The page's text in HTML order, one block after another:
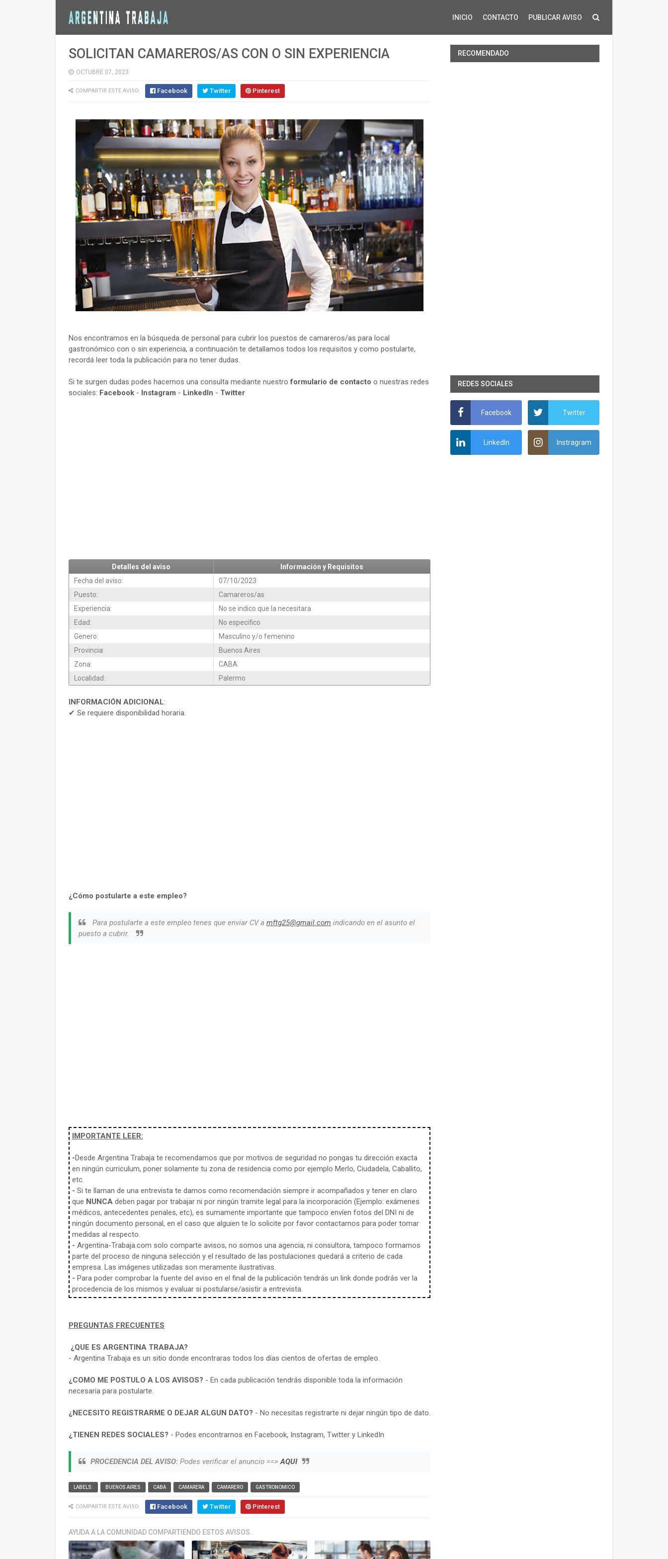
INICIO CONTACTO PUBLICAR AVISO
SOLICITAN CAMAREROS/AS CON O SIN EXPERIENCIA
OCTUBRE 07, 2023
COMPARTIR ESTE AVISO: Facebook Twitter Pinterest
Nos encontramos en la búsqueda de personal para cubrir los puestos de camareros/as para local
gastronómico con o sin experiencia, a continuación te detallamos todos los requisitos y como postularte,
recordá leer toda la publicación para no tener dudas.
Si te surgen dudas podes hacernos una consulta mediante nuestroformulario de contacto o nuestras redes
sociales: Facebook - Instagram - LinkedIn - Twitter
Detalles del aviso
Información y Requisitos
Fecha del aviso:
07/10/2023
Puesto:
Camareros/as
Experiencia:
No se indico que la necesitara
Edad:
No especifico
Genero:
Masculino y/o femenino
Provincia:
Buenos Aires
Zona:
CABA
Localidad:
Palermo
INFORMACIÓN ADICIONAL:
✔ Se requiere disponibilidad horaria.
¿Cómo postularte a este empleo?
Para postularte a este empleo tenes que enviar CV a mftg25@gmail.com indicando en el asunto el
puesto a cubrir.
IMPORTANTE LEER:
-Desde Argentina Trabaja te recomendamos que por motivos de seguridad no pongas tu dirección exacta
en ningún curriculum, poner solamente tu zona de residencia como por ejemplo Merlo, Ciudadela, Caballito,
etc.
- Si te llaman de una entrevista te damos como recomendación siempre ir acompañados y tener en claro
que NUNCA deben pagar por trabajar ni por ningún tramite legal para la incorporación (Ejemplo: exámenes
médicos, antecedentes penales, etc), es sumamente importante que tampoco envíen fotos del DNI ni de
ningún documento personal, en el caso que alguien te lo solicite por favor contactarnos para poder tomar
medidas al respecto.
- Argentina-Trabaja.com solo comparte avisos, no somos una agencia, ni consultora, tampoco formamos
parte del proceso de ninguna selección y el resultado de las postulaciones quedará a criterio de cada
empresa. Las imágenes utilizadas son meramente ilustrativas.
- Para poder comprobar la fuente del aviso en el final de la publicación tendrás un link donde podrás ver la
procedencia de los mismos y evaluar si postularse/asistir a entrevista.
PREGUNTAS FRECUENTES
¿QUE ES ARGENTINA TRABAJA?
- Argentina Trabaja es un sitio donde encontraras todos los días cientos de ofertas de empleo.
¿COMO ME POSTULO A LOS AVISOS? - En cada publicación tendrás disponible toda la información
necesaria para postularte.
¿NECESITO REGISTRARME O DEJAR ALGUN DATO? - No necesitas registrarte ni dejar ningún tipo de dato.
¿TIENEN REDES SOCIALES? - Podes encontrarnos en Facebook, Instagram, Twitter y LinkedIn
PROCEDENCIA DEL AVISO: Podes verificar el anuncio ==>AQUI
LABELS: BUENOS AIRES CABA CAMARERA CAMARERO GASTRONOMICO
COMPARTIR ESTE AVISO: Facebook Twitter Pinterest
AYUDA A LA COMUNIDAD COMPARTIENDO ESTOS AVISOS.
RECOMENDADO
REDES SOCIALES
Facebook Twitter
LinkedIn Instragram